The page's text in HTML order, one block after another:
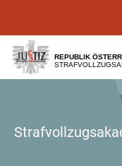
[1]
[2]
[3]
REPUBLIK